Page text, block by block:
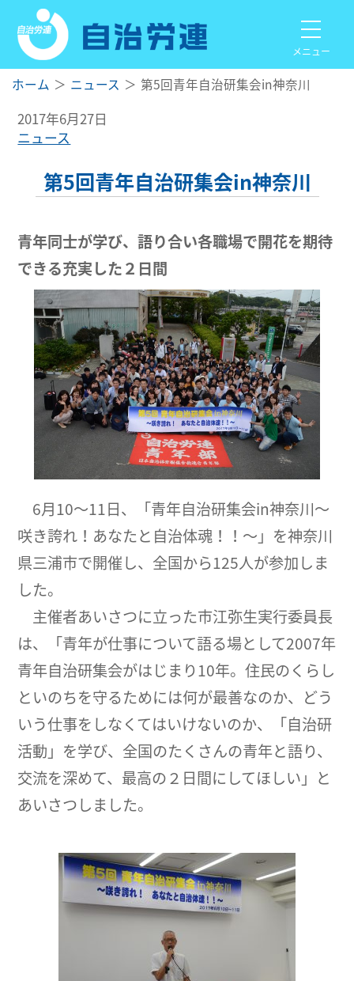
メニュー
ホーム ニュース 第5回青年自治研集会in神奈川
2017年6月27日
ニュース
第5回青年自治研集会in神奈川
青年同士が学び、語り合い各職場で開花を期待
できる充実した２日間
6月10～11日、「青年自治研集会in神奈川～
咲き誇れ！あなたと自治体魂！！～」を神奈川
県三浦市で開催し、全国から125人が参加しま
した。
主催者あいさつに立った市江弥生実行委員長
は、「青年が仕事について語る場として2007年
青年自治研集会がはじまり10年。住民のくらし
といのちを守るためには何が最善なのか、どう
いう仕事をしなくてはいけないのか、「自治研
活動」を学び、全国のたくさんの青年と語り、
交流を深めて、最高の２日間にしてほしい」と
あいさつしました。